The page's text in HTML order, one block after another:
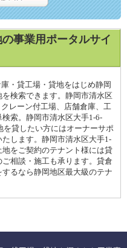
事業用ポータルサイ
・貸工場・貸地をはじめ静岡
検索できます。静岡市清水区
レーン付工場、店舗倉庫、工
索。静岡市清水区大手1-6-
貸したい方にはオーナーサポ
します。静岡市清水区大手1-
をご契約のテナント様には貸
相談・施工も承ります。貸倉
るなら静岡地区最大級のテナ